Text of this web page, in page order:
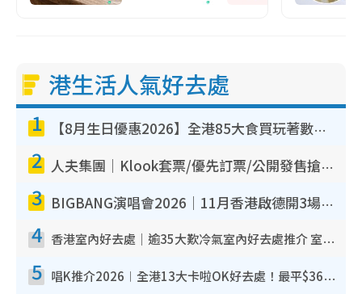
港生活人氣好去處
1 【8月生日優惠2026】全港85大食買玩著數攻略 自助餐/火鍋放題同行免費＋誠品/DONKI送現金券
2 人夫集團｜Klook套票/優先訂票/公開發售搶飛攻略！附票價.購票連結.場地座位表
3 BIGBANG演唱會2026｜11月香港啟德開3場！實名制VIP申請、優先購票攻略
4 香港室內好去處｜逾35大歎冷氣室內好去處推介 室內活動免費避雨無懼落雨
5 唱K推介2026︱全港13大卡啦OK好去處！最平$36起 日文K都有！(附地址+收費詳情)